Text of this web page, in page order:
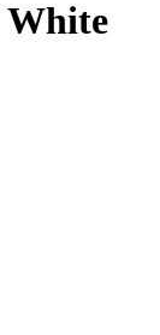
White